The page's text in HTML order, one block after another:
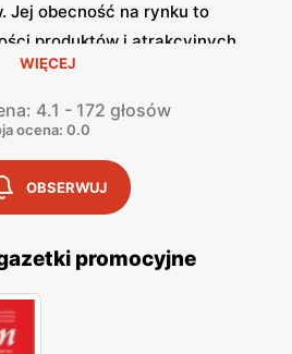
Jej obecność na rynku to
produktów i atrakcyjnych
zlokalizowane są głównie w
a ich oferta obejmuje szeroki
oraz przemysłowych,
codziennego życia. Kluczowym
sieci
promocyjne
bieżących
promocjach
ukazują się co dwa
bieżące śledzenie
zakupów w sposób
WIĘCEJ
4.1 - 172 głosów
ocena: 0.0
OBSERWUJ
promocyjne